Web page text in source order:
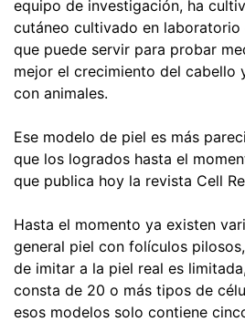
equipo de investigación, ha
cutáneo cultivado en
que puede servir para probar
mejor el crecimiento del cabello
con animales.
Ese modelo de piel es más
que los logrados hasta el
que publica hoy la revista Cell
Hasta el momento ya existen
general piel con folículos
de imitar a la piel real es
consta de 20 o más tipos de
esos modelos solo contiene